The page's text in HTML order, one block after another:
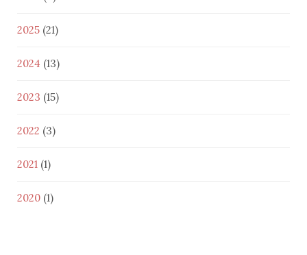
2025 (21)
2024 (13)
2023 (15)
2022 (3)
2021 (1)
2020 (1)